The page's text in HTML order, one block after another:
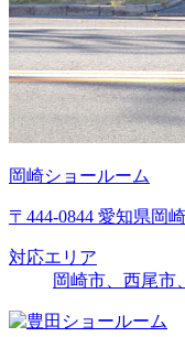
岡崎ショールーム
〒444-0844 愛知県岡
対応エリア
岡崎市、西尾市